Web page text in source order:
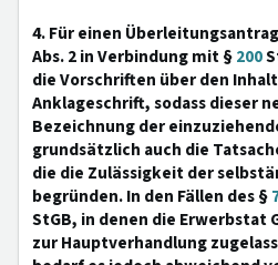
4. Für einen
Abs. 2 in Verbindung mit §200
die Vorschriften über den
Anklageschrift, sodass dieser
Bezeichnung der
grundsätzlich auch die
die die Zulässigkeit der
begründen. In den Fällen des §
StGB, in denen die Erwerbstat
zur Hauptverhandlung